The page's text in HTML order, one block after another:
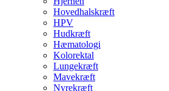
Hovedhalskræft
HPV
Hudkræft
Hæmatologi
Kolorektal
Lungekræft
Mavekræft
Nyrekræft